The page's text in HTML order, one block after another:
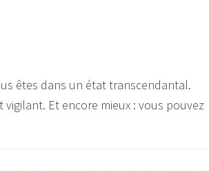
êtes dans un état transcendantal.
Et encore mieux : vous pouvez